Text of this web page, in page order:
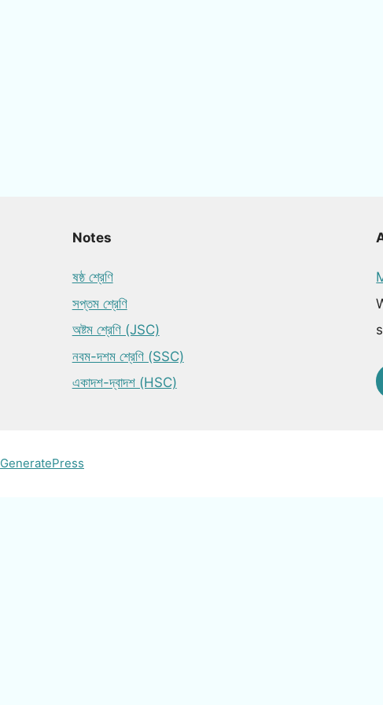
Notes
ষষ্ঠ শ্রেণি
সপ্তম শ্রেণি
অষ্টম শ্রেণি (JSC)
নবম-দশম শ্রেণি (SSC)
একাদশ-দ্বাদশ (HSC)
GeneratePress